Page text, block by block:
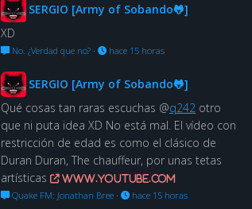
SERGIO [Army of Sobando🐸]
XD
No. ¿Verdad que no? · hace 15 horas
SERGIO [Army of Sobando🐸]
Qué cosas tan raras escuchas @q242 otro
que ni puta idea XD No está mal. El vídeo con
restricción de edad es como el clásico de
Duran Duran, The chauffeur, por unas tetas
artísticas
www.youtube.com
Quake FM: Jonathan Bree · hace 15 horas